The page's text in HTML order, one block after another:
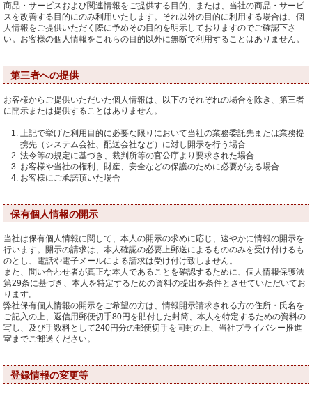
商品・サービスおよび関連情報をご提供する目的、または、当社の商品・サービ
スを改善する目的にのみ利用いたします。それ以外の目的に利用する場合は、個
人情報をご提供いただく際に予めその目的を明示しておりますのでご確認下さ
い。お客様の個人情報をこれらの目的以外に無断で利用することはありません。
第三者への提供
お客様からご提供いただいた個人情報は、以下のそれぞれの場合を除き、第三者
に開示または提供することはありません。
上記で挙げた利用目的に必要な限りにおいて当社の業務委託先または業務提
携先（システム会社、配送会社など）に対し開示を行う場合
法令等の規定に基づき、裁判所等の官公庁より要求された場合
お客様や当社の権利、財産、安全などの保護のために必要がある場合
お客様にご承諾頂いた場合
保有個人情報の開示
当社は保有個人情報に関して、本人の開示の求めに応じ、速やかに情報の開示を
行います。開示の請求は、本人確認の必要上郵送によるもののみを受け付けるも
のとし、電話や電子メールによる請求は受け付け致しません。
また、問い合わせ者が真正な本人であることを確認するために、個人情報保護法
第29条に基づき、本人を特定するための資料の提出を条件とさせていただいてお
ります。
弊社保有個人情報の開示をご希望の方は、情報開示請求される方の住所・氏名を
ご記入の上、返信用郵便切手80円を貼付した封筒、本人を特定するための資料の
写し、及び手数料として240円分の郵便切手を同封の上、当社プライバシー推進
室までご郵送ください。
登録情報の変更等